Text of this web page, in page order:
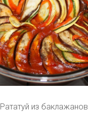
Рататуй из баклажанов